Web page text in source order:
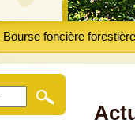
Bourse foncière forestière